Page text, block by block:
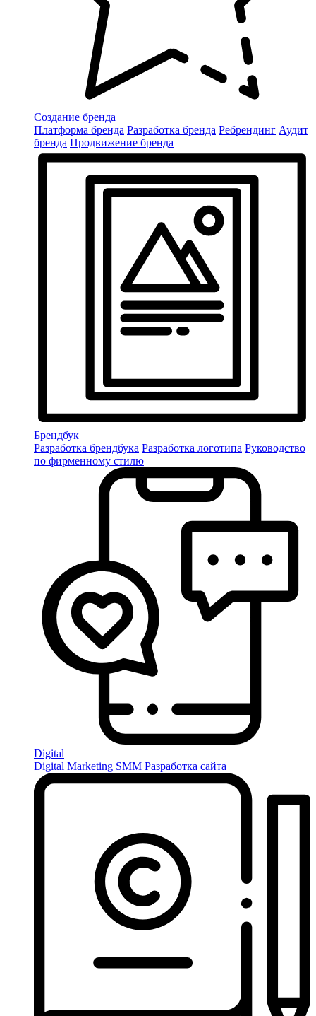
Создание бренда
Платформа бренда Разработка бренда Ребрендинг Аудит
бренда Продвижение бренда
Брендбук
Разработка брендбука Разработка логотипа Руководство
по фирменному стилю
Digital
Digital Marketing SMM Разработка сайта